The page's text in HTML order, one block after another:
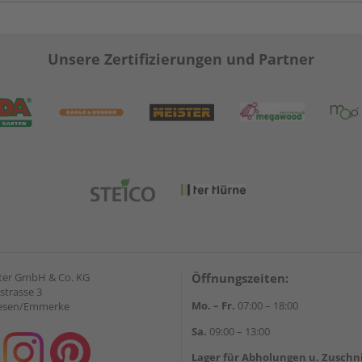
Unsere Zertifizierungen und Partner
GmbH & Co. KG
3
Emmerke
Öffnungszeiten:
Mo. – Fr. 07:00 – 18:00
Sa. 09:00 – 13:00
Lager für Abholungen u.